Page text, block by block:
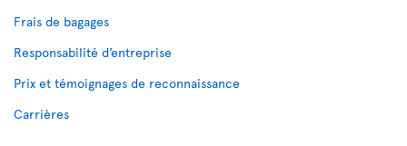
Frais de bagages
Responsabilité d’entreprise
Prix et témoignages de reconnaissance
Carrières